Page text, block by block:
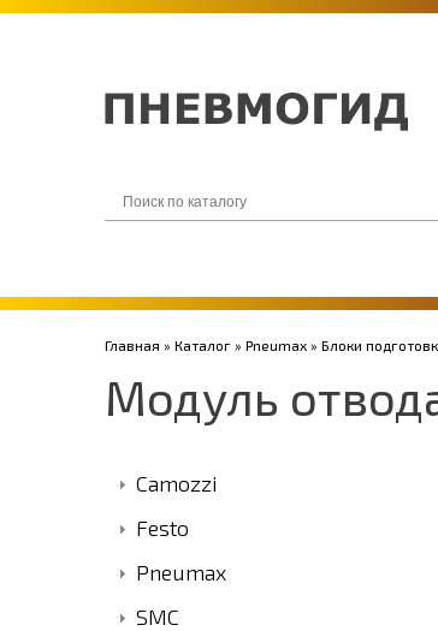
Главная » Каталог » Pneumax » Блоки
Модуль
Camozzi
Festo
Pneumax
SMC